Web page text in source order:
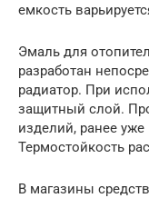
емкость
Эмаль для
разработан
радиатор. При
защитный слой.
изделий, ранее
Термостойкость
В магазины